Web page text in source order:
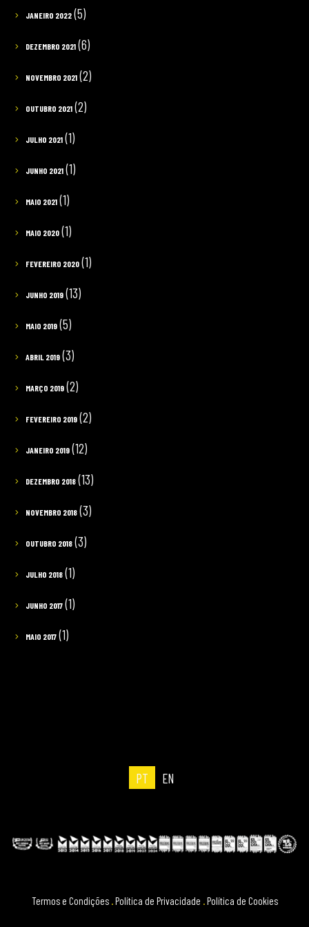
JANEIRO 2022(5)
DEZEMBRO 2021(6)
NOVEMBRO 2021(2)
OUTUBRO 2021(2)
JULHO 2021(1)
JUNHO 2021(1)
MAIO 2021(1)
MAIO 2020(1)
FEVEREIRO 2020(1)
JUNHO 2019(13)
MAIO 2019(5)
ABRIL 2019(3)
MARÇO 2019(2)
FEVEREIRO 2019(2)
JANEIRO 2019(12)
DEZEMBRO 2018(13)
NOVEMBRO 2018(3)
OUTUBRO 2018(3)
JULHO 2018(1)
JUNHO 2017(1)
MAIO 2017(1)
PT EN
Termos e Condições .Política de Privacidade .Política de Cookies